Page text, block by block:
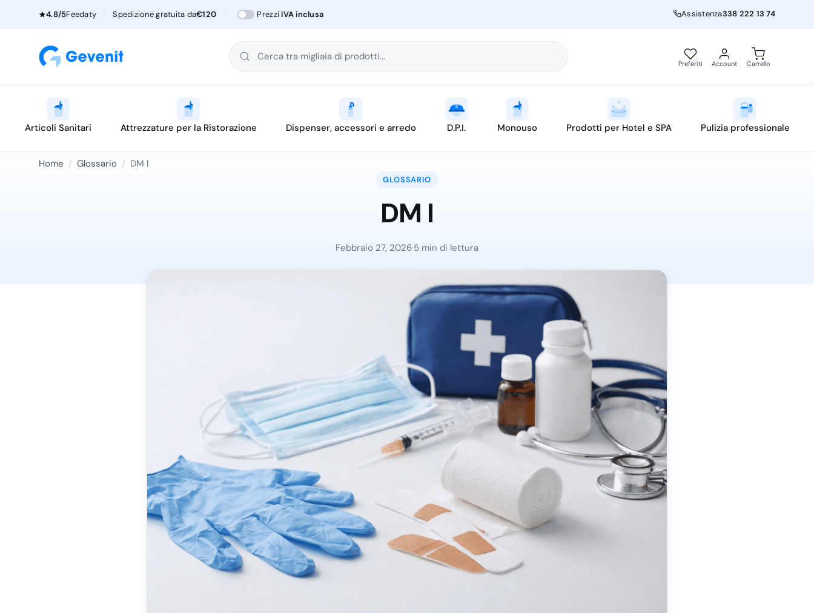
4.8/5Feedaty · Spedizione gratuita da€120 · Prezzi IVA inclusa Assistenza338 222 13 74
Cerca tra migliaia di prodotti...
Preferiti Account Carrello
Articoli Sanitari Attrezzature per la Ristorazione Dispenser, accessori e arredo D.P.I. Monouso Prodotti per Hotel e SPA Pulizia professionale
Home / Glossario / DM I
GLOSSARIO
DM I
Febbraio 27, 2026·5 min di lettura